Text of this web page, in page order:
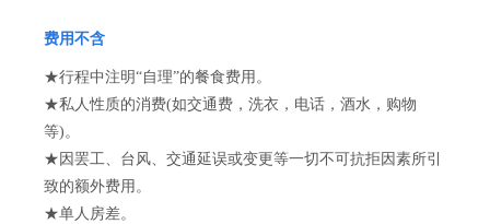
费用不含
★行程中注明“自理”的餐食费用。
★私人性质的消费(如交通费，洗衣，电话，酒水，购物
等)。
★因罢工、台风、交通延误或变更等一切不可抗拒因素所引
致的额外费用。
★单人房差。